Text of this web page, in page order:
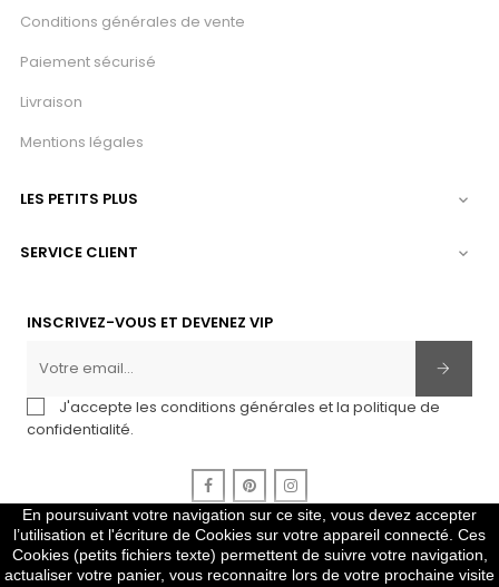
Conditions générales de vente
Paiement sécurisé
Livraison
Mentions légales
LES PETITS PLUS 
SERVICE CLIENT 
INSCRIVEZ-VOUS ET DEVENEZ VIP
J'accepte les conditions générales et la politique de
confidentialité.
FacebookPinterest
En poursuivant votre navigation sur ce site, vous devez accepter
l’utilisation et l'écriture de Cookies sur votre appareil connecté. Ces
Cookies (petits fichiers texte) permettent de suivre votre navigation,
actualiser votre panier, vous reconnaitre lors de votre prochaine visite
2010-2024 Copyright © Gris Pastel